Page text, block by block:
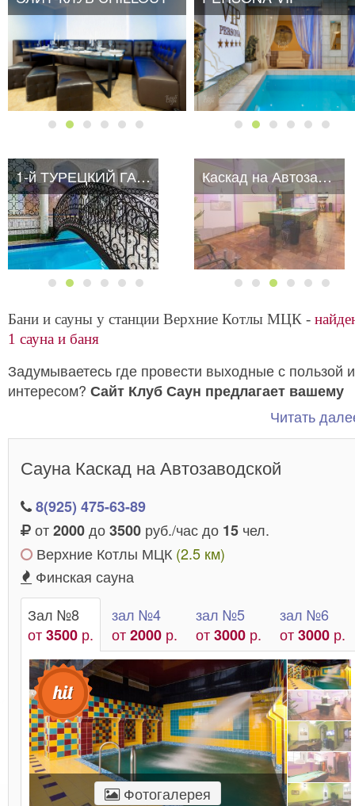
1-й ТУРЕЦКИЙ ГАМБИТ
1-й ТУРЕЦКИЙ ГАМБИТ Каскад на Автозаводской
Бани и сауны у станции Верхние Котлы МЦК -
1 сауна и баня
Задумываетесь где провести выходные с пользой и
интересом? Сайт Клуб Саун предлагает вашему
вниманию бани и сауны у метро Верхние Котлы
заведение заранее, а так же уточнить с
Современные частные банные комплексы
предлагают своим посетителям услуги по
организациикорпоративаили
заранее заказать определенные блюда и напитки,
уточнить количество гостей и заказать
дополнительные услуги. И можете быть уверены,
к вашему приходу все будет готово!
Читать
Сауна Каскад на Автозаводской
8(925) 475-63-89
от2000до3500 руб./час до 15 чел.
Верхние Котлы МЦК (2.5 км)
Финская сауна
Зал №8
от3500 р.
зал №4
от2000 р.
зал №5
от3000 р.
зал №6
от3000 р.
Фотогалерея